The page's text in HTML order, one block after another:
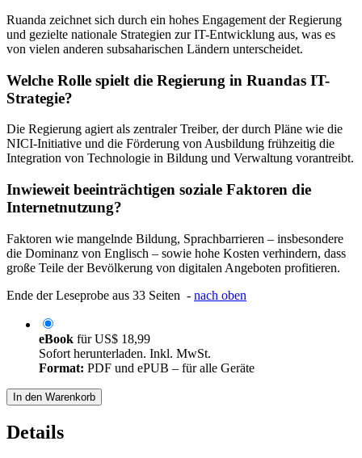
Ruanda zeichnet sich durch ein hohes Engagement der Regierung
und gezielte nationale Strategien zur IT-Entwicklung aus, was es
von vielen anderen subsaharischen Ländern unterscheidet.
Welche Rolle spielt die Regierung in Ruandas IT-
Strategie?
Die Regierung agiert als zentraler Treiber, der durch Pläne wie die
NICI-Initiative und die Förderung von Ausbildung frühzeitig die
Integration von Technologie in Bildung und Verwaltung vorantreibt.
Inwieweit beeinträchtigen soziale Faktoren die
Internetnutzung?
Faktoren wie mangelnde Bildung, Sprachbarrieren – insbesondere
die Dominanz von Englisch – sowie hohe Kosten verhindern, dass
große Teile der Bevölkerung von digitalen Angeboten profitieren.
Ende der Leseprobe aus 33 Seiten - nach oben
eBook fürUS$ 18,99
Sofort herunterladen. Inkl. MwSt.
Format: PDF und ePUB – für alle Geräte
In den Warenkorb
Details